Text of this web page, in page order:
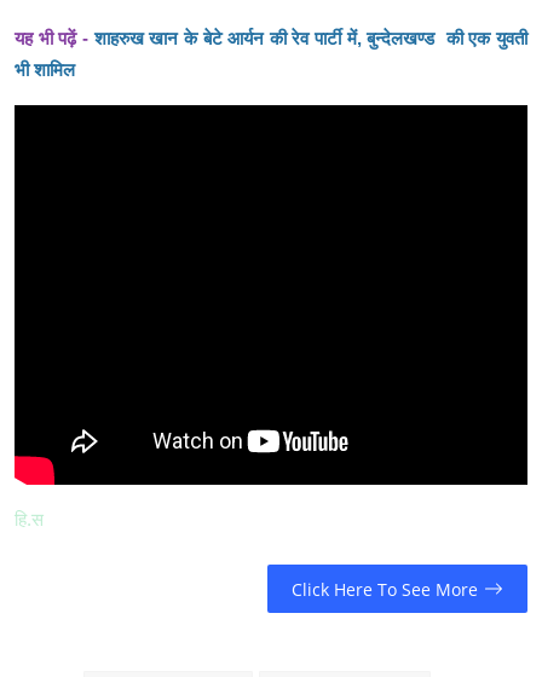
यह भी पढ़ें -शाहरुख खान के बेटे आर्यन की रेव पार्टी में, बुन्देलखण्ड की एक युवती
भी शामिल
हि.स
Click Here To See More